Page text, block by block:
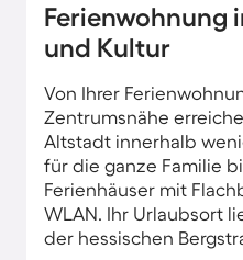
Ferienwohnung
und Kultur
Von Ihrer
Zentrumsnähe
Altstadt innerhalb
für die ganze Familie
Ferienhäuser mit
WLAN. Ihr Urlaubsort
der hessischen